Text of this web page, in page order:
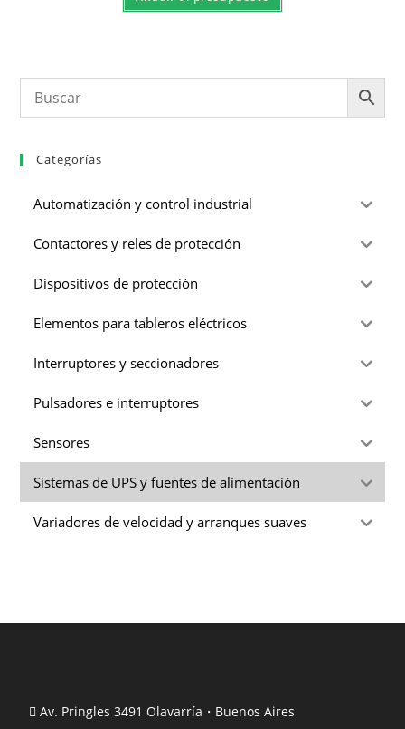
Categorías
Automatización y control industrial
Contactores y reles de protección
Dispositivos de protección
Elementos para tableros eléctricos
Interruptores y seccionadores
Pulsadores e interruptores
Sensores
Sistemas de UPS y fuentes de alimentación
Variadores de velocidad y arranques suaves
Av. Pringles 3491 Olavarría・Buenos Aires